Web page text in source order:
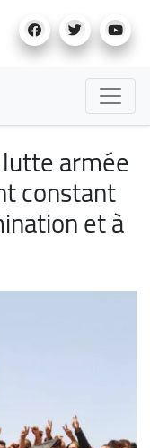
armée
constant
et à